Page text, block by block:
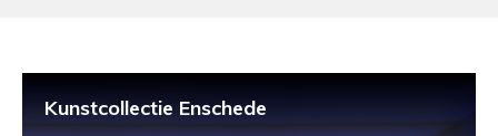
Kunstcollectie Enschede